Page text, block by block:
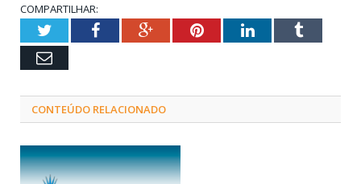
COMPARTILHAR:
TwitterFacebookGoogle+PinterestLinkedInTumblr
Email
CONTEÚDO RELACIONADO